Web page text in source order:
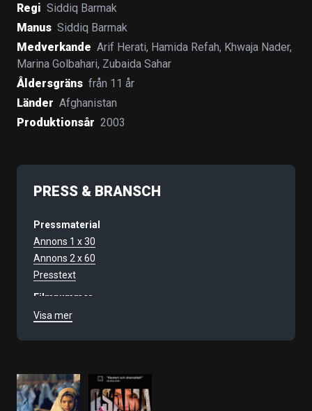
Regi Siddiq Barmak
Manus Siddiq Barmak
Medverkande Arif Herati, Hamida Refah, Khwaja Nader,
Marina Golbahari, Zubaida Sahar
Åldersgräns från 11 år
Länder Afghanistan
Produktionsår 2003
PRESS & BRANSCH
Pressmaterial
Annons 1 x 30
Annons 2 x 60
Presstext
Filmnummer
797
Visa mer